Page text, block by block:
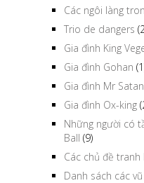
Các ngôi làng
Trio de dangers
Gia đình King
Gia đình Gohan
Gia đình Mr Satan
Gia đình Ox-king
Những người có
Ball (9)
Các chủ đề tranh
Danh sách các